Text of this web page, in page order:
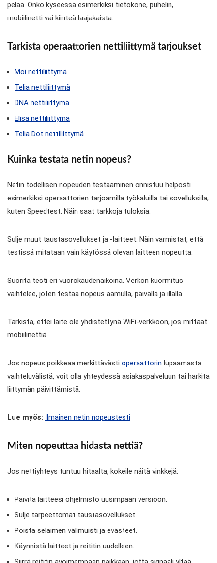
pelaa. Onko kyseessä esimerkiksi tietokone, puhelin,
mobiilinetti vai kiinteä laajakaista.
Tarkista operaattorien nettiliittymä tarjoukset
Moi nettiliittymä
Telia nettiliittymä
DNA nettiliittymä
Elisa nettiliittymä
Telia Dot nettiliittymä
Kuinka testata netin nopeus?
Netin todellisen nopeuden testaaminen onnistuu helposti
esimerkiksi operaattorien tarjoamilla työkaluilla tai sovelluksilla,
kuten Speedtest. Näin saat tarkkoja tuloksia:
Sulje muut taustasovellukset ja -laitteet. Näin varmistat, että
testissä mitataan vain käytössä olevan laitteen nopeutta.
Suorita testi eri vuorokaudenaikoina. Verkon kuormitus
vaihtelee, joten testaa nopeus aamulla, päivällä ja illalla.
Tarkista, ettei laite ole yhdistettynä WiFi-verkkoon, jos mittaat
mobiilinettiä.
Jos nopeus poikkeaa merkittävästi operaattorin lupaamasta
vaihteluvälistä, voit olla yhteydessä asiakaspalveluun tai harkita
liittymän päivittämistä.
Lue myös: Ilmainen netin nopeustesti
Miten nopeuttaa hidasta nettiä?
Jos nettiyhteys tuntuu hitaalta, kokeile näitä vinkkejä:
Päivitä laitteesi ohjelmisto uusimpaan versioon.
Sulje tarpeettomat taustasovellukset.
Poista selaimen välimuisti ja evästeet.
Käynnistä laitteet ja reititin uudelleen.